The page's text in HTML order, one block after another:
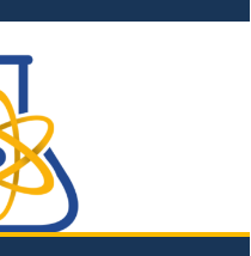
Wydziału